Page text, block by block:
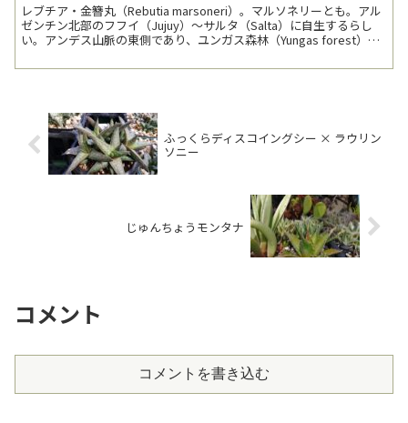
レブチア・金簪丸（Rebutia marsoneri）。マルソネリーとも。アル
ゼンチン北部のフフイ（Jujuy）～サルタ（Salta）に自生するらし
い。アンデス山脈の東側であり、ユンガス森林（Yungas forest）の
ふっくらディスコイングシー × ラウリン
ソニー
じゅんちょうモンタナ
コメント
コメントを書き込む